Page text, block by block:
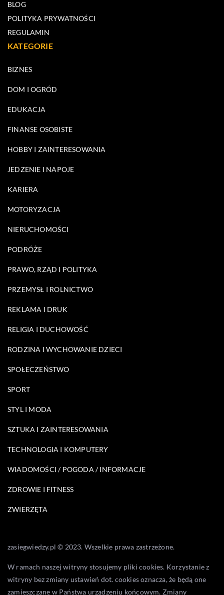
BLOG
POLITYKA PRYWATNOŚCI
REGULAMIN
KATEGORIE
BIZNES
DOM I OGRÓD
EDUKACJA
FINANSE OSOBISTE
HOBBY I ZAINTERESOWANIA
JEDZENIE I NAPOJE
KARIERA
MOTORYZACJA
NIERUCHOMOŚCI
PODRÓŻE
PRAWO, RZĄD I POLITYKA
PRZEMYSŁ I ROLNICTWO
REKLAMA I DRUK
RELIGIA I DUCHOWOŚĆ
RODZINA I WYCHOWANIE DZIECI
SPOŁECZEŃSTWO
SPORT
STYL I MODA
SZTUKA I ZAINTERESOWANIA
TECHNOLOGIA I KOMPUTERY
WIADOMOŚCI / POGODA / INFORMACJE
ZDROWIE I FITNESS
ZWIERZĘTA
zasiegwiedzy.pl © 2023. Wszelkie prawa zastrzeżone.
W ramach naszej witryny stosujemy pliki cookies. Korzystanie z
witryny bez zmiany ustawień dot. cookies oznacza, że będą one
zamieszczane w Państwa urządzeniu końcowym. Zmiany